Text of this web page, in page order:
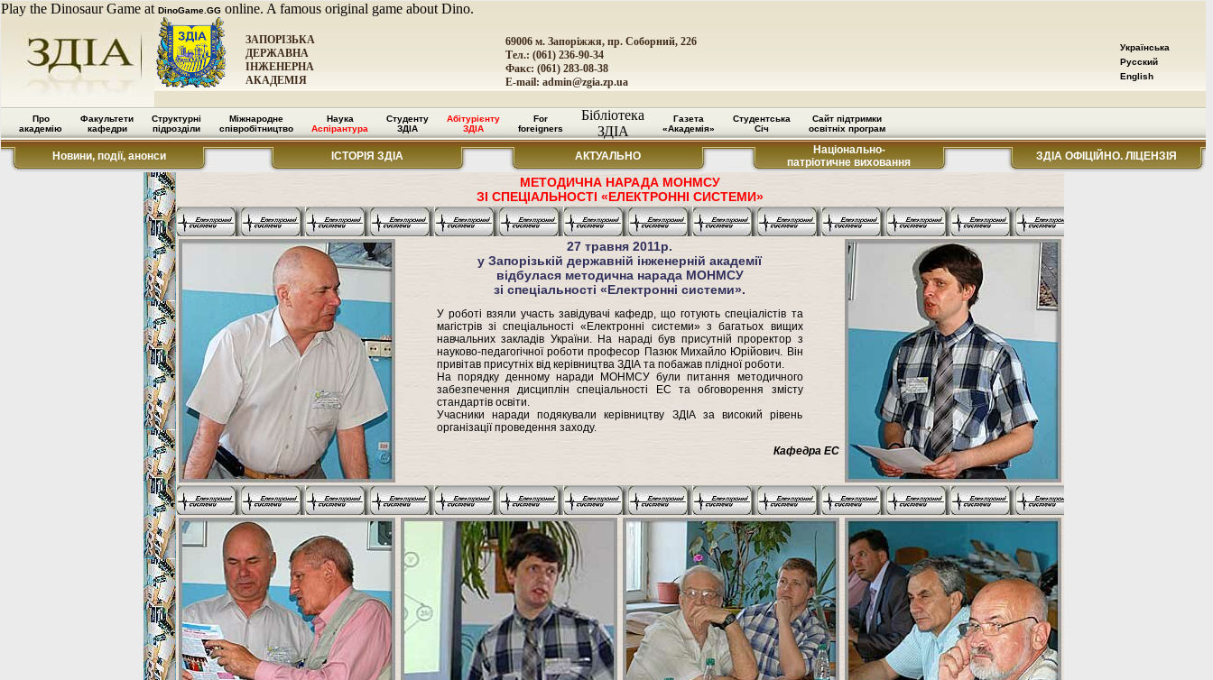
Play the Dinosaur Game at DinoGame.GG online. A famous original game about Dino.
ЗАПОРІЗЬКА
ДЕРЖАВНА
ІНЖЕНЕРНА
АКАДЕМІЯ
69006 м. Запоріжжя, пр. Соборний, 226
Тел.: (061) 236-90-34
Факс: (061) 283-08-38
E-mail: admin@zgia.zp.ua
Українська
Русский
English
Про
академію
Факультети
кафедри
Структурні
підрозділи
Міжнародне
співробітництво
Наука
Аспірантура
Студенту
ЗДІА
Абітурієнту
ЗДІА
For
foreigners
Бібліотека
ЗДІА
Газета
«Академія»
Студентська
Січ
Сайт підтримки
освітніх програм
Новини, події, анонси ІСТОРІЯ ЗДІА АКТУАЛЬНО
Національно-
патріотичне виховання
ЗДІА ОФІЦІЙНО. ЛІЦЕНЗІЯ
МЕТОДИЧНА НАРАДА МОНМСУ
ЗІ СПЕЦІАЛЬНОСТІ «ЕЛЕКТРОННІ СИСТЕМИ»
27 травня 2011р.
у Запорізькій державній інженерній академії
відбулася методична нарада МОНМСУ
зі спеціальності «Електронні системи».
У роботі взяли участь завідувачі кафедр, що готують спеціалістів та
магістрів зі спеціальності «Електронні системи» з багатьох вищих
навчальних закладів України. На нараді був присутній проректор з
науково-педагогічної роботи професор Пазюк Михайло Юрійович. Він
привітав присутніх від керівництва ЗДІА та побажав плідної роботи.
На порядку денному наради МОНМСУ були питання методичного
забезпечення дисциплін спеціальності ЕС та обговорення змісту
стандартів освіти.
Учасники наради подякували керівництву ЗДІА за високий рівень
організації проведення заходу.
Кафедра ЕС